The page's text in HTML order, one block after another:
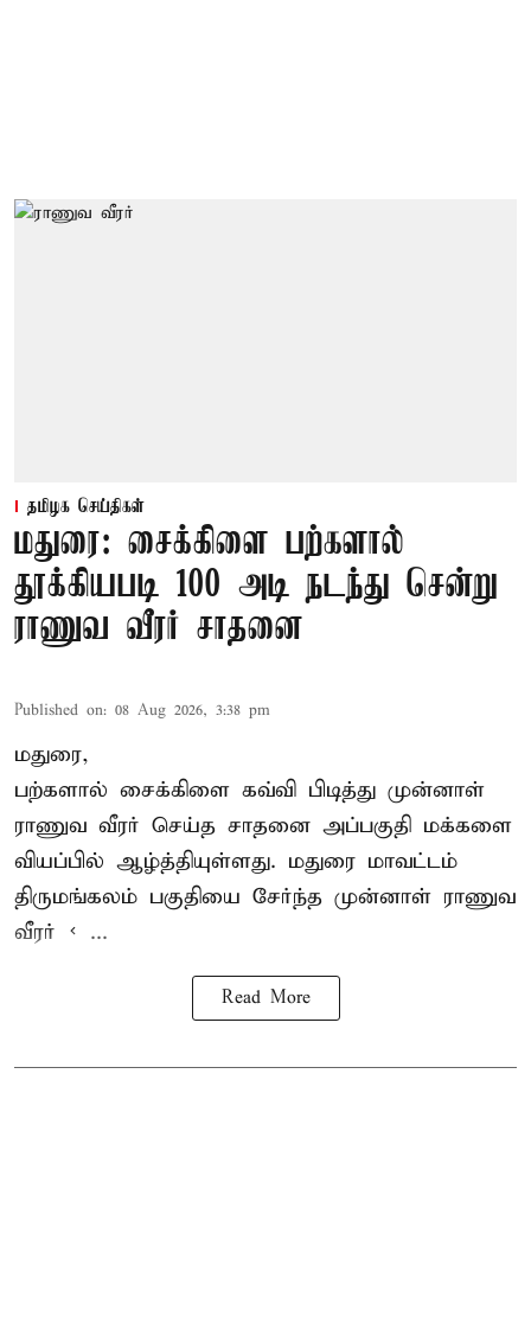
தமிழக செய்திகள்
மதுரை: சைக்கிளை பற்களால்
தூக்கியபடி 100 அடி நடந்து சென்று
ராணுவ வீரர் சாதனை
Published on: 08 Aug 2026, 3:38 pm
மதுரை,
பற்களால் சைக்கிளை கவ்வி பிடித்து முன்னாள்
ராணுவ வீரர் செய்த சாதனை அப்பகுதி மக்களை
வியப்பில் ஆழ்த்தியுள்ளது. மதுரை மாவட்டம்
திருமங்கலம் பகுதியை சேர்ந்த முன்னாள் ராணுவ
வீரர் < ...
Read More